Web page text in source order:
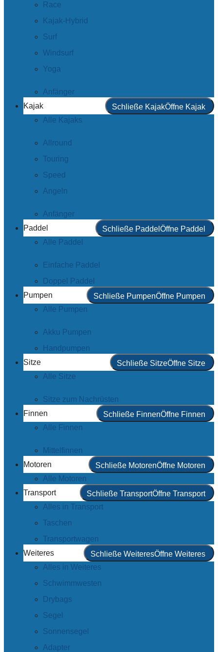
Race
Kajak-Hybrid
Surf
Windsurf
Yoga
Anfänger
Kajak
Schließe KajakÖffne Kajak
Alle Kajaks
Allround
Touring
Speed
Angeln
Anfänger
Paddel
Schließe Paddel Öffne Paddel
Alle Paddel
Einfache Paddel
Doppel Paddel
Pumpen
Schließe PumpenÖffne Pumpen
Alle Pumpen
Akku Pumpen
Handpumpen
Sitze
Schließe SitzeÖffne Sitze
Alle Sitze
Sitze zum Nachrüsten
Finnen
Schließe FinnenÖffne Finnen
Alle Finnen
Mittelfinnen
Motoren
Schließe MotorenÖffne Motoren
Alle Motoren
Transport
Schließe TransportÖffne Transport
Alles in Transport
Taschen
Transportwagen
Weiteres
Schließe WeiteresÖffne Weiteres
Alles in Weiteres
Schwimmwesten
Drybags
Segel
Sonnensegel
Adapter